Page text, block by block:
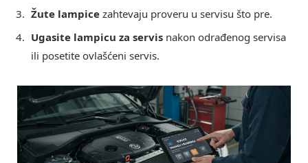
Žute lampice zahtevaju proveru u servisu što pre.
Ugasite lampicu za servis nakon odrađenog servisa
ili posetite ovlašćeni servis.